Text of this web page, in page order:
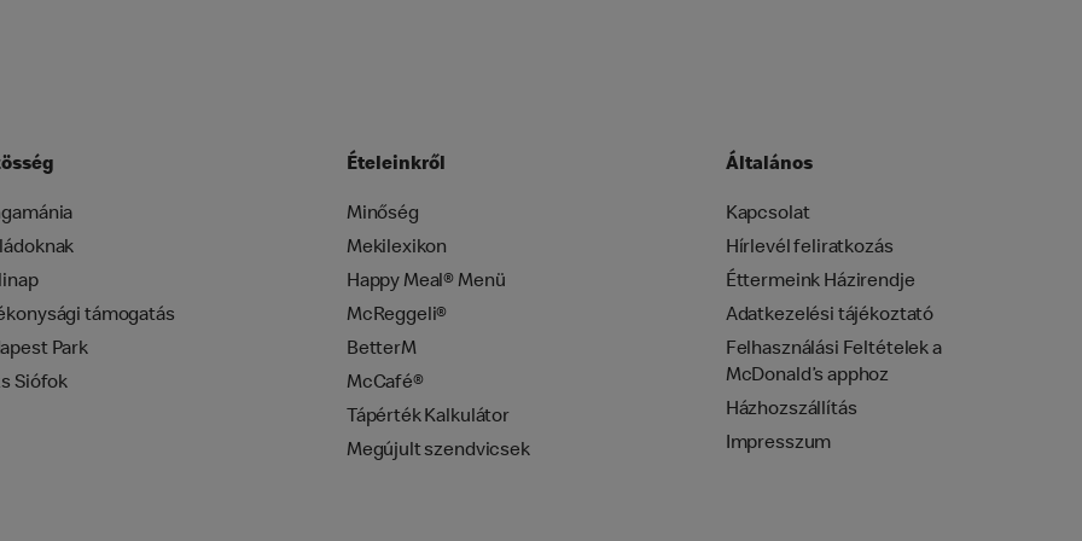
támogatás
Park
Siófok
Ételeinkről
Minőség
Mekilexikon
Happy Meal® Menü
McReggeli®
BetterM
McCafé®
Tápérték Kalkulátor
Megújult szendvicsek
Általános
Kapcsolat
Hírlevél feliratkozás
Éttermeink Házirendje
Adatkezelési tájékoztató
Felhasználási Feltételek a
McDonald’s apphoz
Házhozszállítás
Impresszum